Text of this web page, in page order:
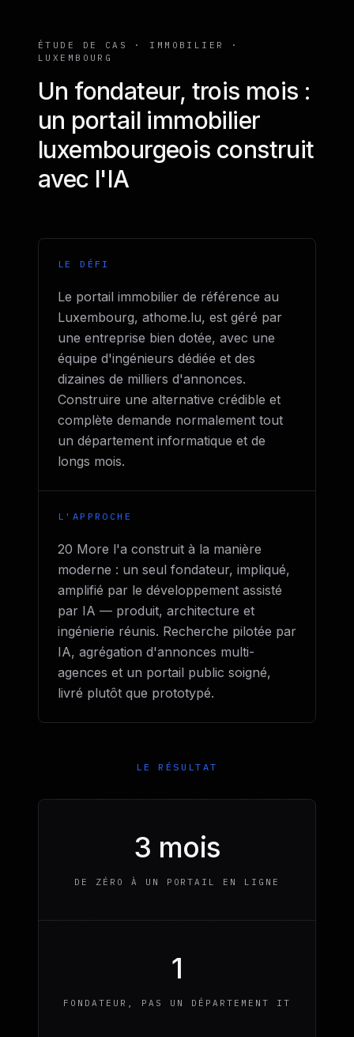
ÉTUDE DE CAS · IMMOBILIER ·
LUXEMBOURG
Un fondateur, trois mois :
un portail immobilier
luxembourgeois construit
avec l'IA
LE DÉFI
Le portail immobilier de référence au
Luxembourg, athome.lu, est géré par
une entreprise bien dotée, avec une
équipe d'ingénieurs dédiée et des
dizaines de milliers d'annonces.
Construire une alternative crédible et
complète demande normalement tout
un département informatique et de
longs mois.
L'APPROCHE
20 More l'a construit à la manière
moderne : un seul fondateur, impliqué,
amplifié par le développement assisté
par IA — produit, architecture et
ingénierie réunis. Recherche pilotée par
IA, agrégation d'annonces multi-
agences et un portail public soigné,
livré plutôt que prototypé.
LE RÉSULTAT
3 mois
DE ZÉRO À UN PORTAIL EN LIGNE
1
FONDATEUR, PAS UN DÉPARTEMENT IT